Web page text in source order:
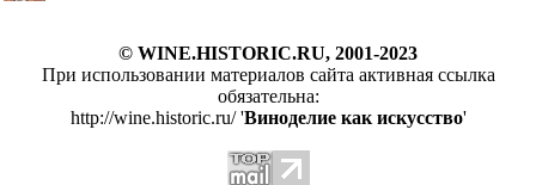
© WINE.HISTORIC.RU, 2001-2023
При использовании материалов сайта активная ссылка
обязательна:
http://wine.historic.ru/ 'Виноделие как искусство'